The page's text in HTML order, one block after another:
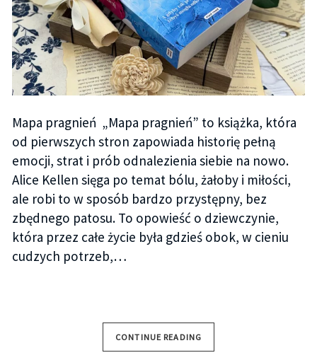
Mapa pragnień „Mapa pragnień” to książka, która
od pierwszych stron zapowiada historię pełną
emocji, strat i prób odnalezienia siebie na nowo.
Alice Kellen sięga po temat bólu, żałoby i miłości,
ale robi to w sposób bardzo przystępny, bez
zbędnego patosu. To opowieść o dziewczynie,
która przez całe życie była gdzieś obok, w cieniu
cudzych potrzeb,…
CONTINUE READING